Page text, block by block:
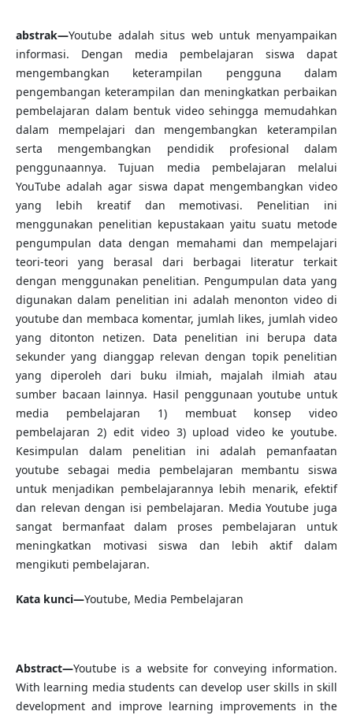
abstrak—Youtube adalah situs web untuk menyampaikan
informasi. Dengan media pembelajaran siswa dapat
mengembangkan keterampilan pengguna dalam
pengembangan keterampilan dan meningkatkan perbaikan
pembelajaran dalam bentuk video sehingga memudahkan
dalam mempelajari dan mengembangkan keterampilan
serta mengembangkan pendidik profesional dalam
penggunaannya. Tujuan media pembelajaran melalui
YouTube adalah agar siswa dapat mengembangkan video
yang lebih kreatif dan memotivasi. Penelitian ini
menggunakan penelitian kepustakaan yaitu suatu metode
pengumpulan data dengan memahami dan mempelajari
teori-teori yang berasal dari berbagai literatur terkait
dengan menggunakan penelitian. Pengumpulan data yang
digunakan dalam penelitian ini adalah menonton video di
youtube dan membaca komentar, jumlah likes, jumlah video
yang ditonton netizen. Data penelitian ini berupa data
sekunder yang dianggap relevan dengan topik penelitian
yang diperoleh dari buku ilmiah, majalah ilmiah atau
sumber bacaan lainnya. Hasil penggunaan youtube untuk
media pembelajaran 1) membuat konsep video
pembelajaran 2) edit video 3) upload video ke youtube.
Kesimpulan dalam penelitian ini adalah pemanfaatan
youtube sebagai media pembelajaran membantu siswa
untuk menjadikan pembelajarannya lebih menarik, efektif
dan relevan dengan isi pembelajaran. Media Youtube juga
sangat bermanfaat dalam proses pembelajaran untuk
meningkatkan motivasi siswa dan lebih aktif dalam
mengikuti pembelajaran.
Kata kunci—Youtube, Media Pembelajaran
Abstract—Youtube is a website for conveying information.
With learning media students can develop user skills in skill
development and improve learning improvements in the